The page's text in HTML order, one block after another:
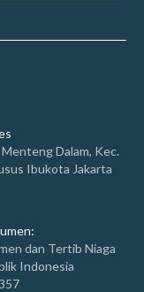
Menteng Dalam, Kec.
Ibukota Jakarta
dan Tertib Niaga
Indonesia